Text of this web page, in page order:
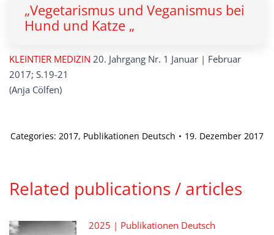
„Vegetarismus und Veganismus bei
Hund und Katze „
KLEINTIER MEDIZIN 20. Jahrgang Nr. 1 Januar | Februar
2017; S.19-21
(Anja Cölfen)
Categories: 2017, Publikationen Deutsch 19. Dezember 2017
Related publications / articles
2025 | Publikationen Deutsch